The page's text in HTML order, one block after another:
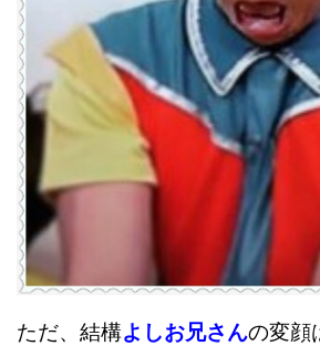
ただ、結構よしお兄さんの変顔